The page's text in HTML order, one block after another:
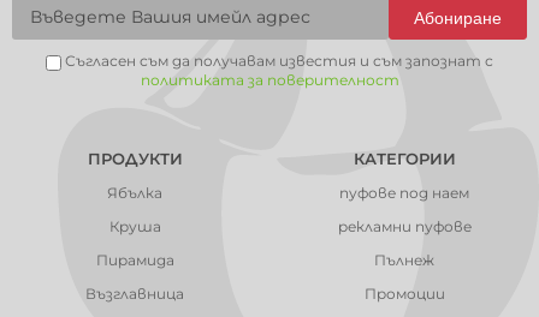
Абониране
Съгласен съм да получавам известия и съм запознат с
политиката за поверителност
ПРОДУКТИ
Ябълка
Круша
Пирамида
Възглавница
КАТЕГОРИИ
пуфове под наем
рекламни пуфове
Пълнеж
Промоции